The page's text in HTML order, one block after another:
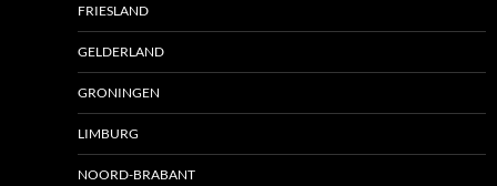
FRIESLAND
GELDERLAND
GRONINGEN
LIMBURG
NOORD-BRABANT